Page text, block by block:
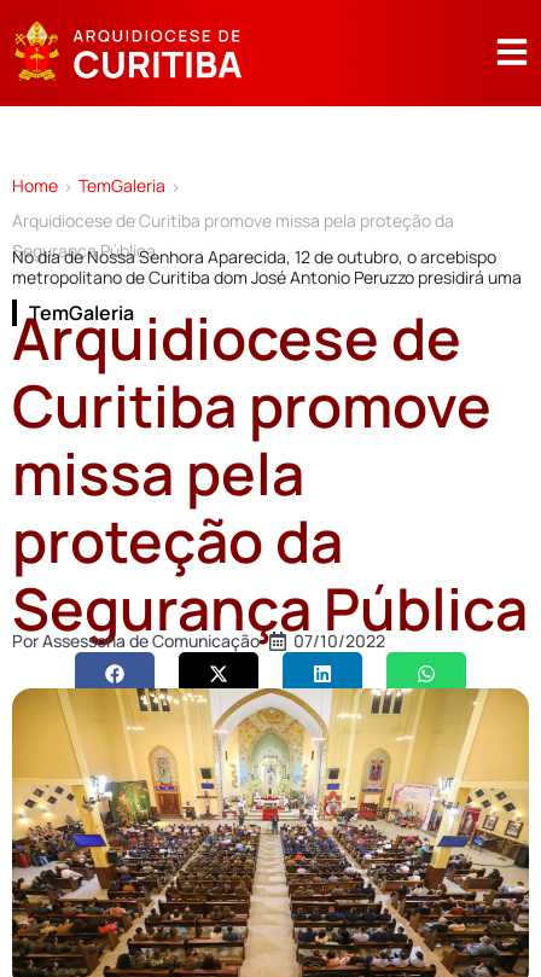
Home > TemGaleria >
Arquidiocese de Curitiba promove missa pela proteção da
Segurança Pública
No dia de Nossa Senhora Aparecida, 12 de outubro, o arcebispo
metropolitano de Curitiba dom José Antonio Peruzzo presidirá uma
TemGaleria
Arquidiocese de
Curitiba promove
missa pela
proteção da
Segurança Pública
PorAssessoria de Comunicação 07/10/2022